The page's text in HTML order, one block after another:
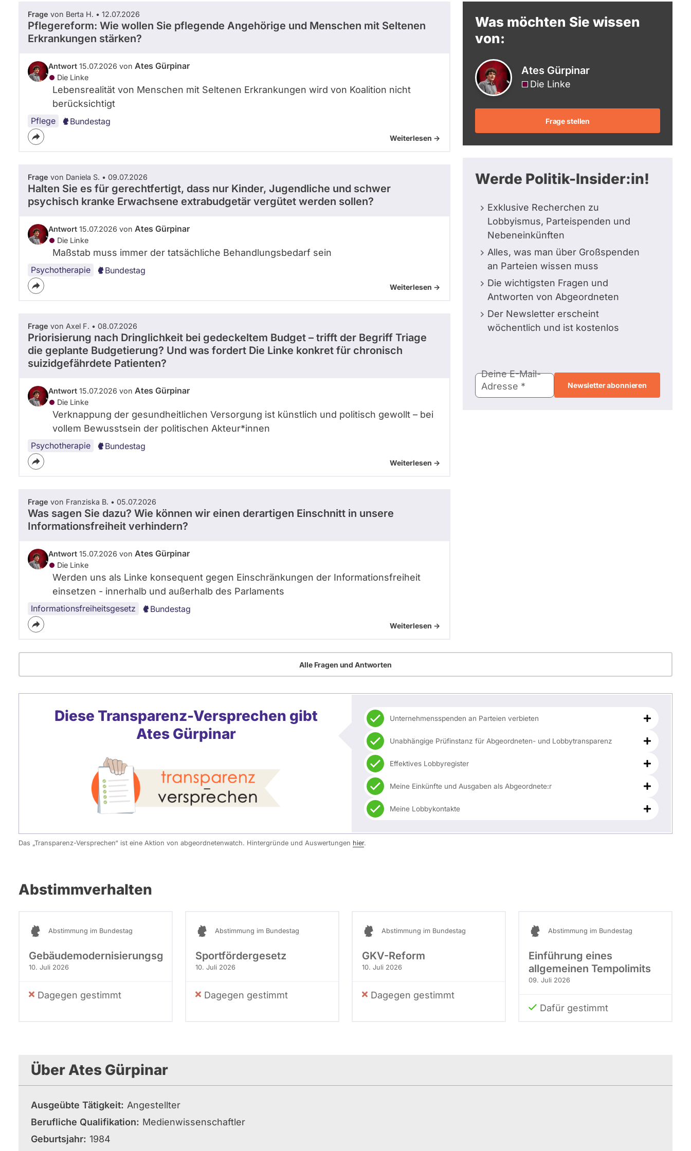
berücksichtigt.
Frage von Berta H. • 12.07.2026
Pflegereform: Wie wollen Sie pflegende Angehörige und Menschen mit Seltenen
Erkrankungen stärken?
Antwort 15.07.2026 von Ates Gürpinar
Die Linke
Lebensrealität von Menschen mit Seltenen Erkrankungen wird von Koalition nicht
berücksichtigt
Pflege Bundestag
Weiterlesen ->
Frage von Daniela S. • 09.07.2026
Halten Sie es für gerechtfertigt, dass nur Kinder, Jugendliche und schwer
psychisch kranke Erwachsene extrabudgetär vergütet werden sollen?
Antwort 15.07.2026 von Ates Gürpinar
Die Linke
Maßstab muss immer der tatsächliche Behandlungsbedarf sein
Psychotherapie Bundestag
Weiterlesen ->
Frage von Axel F. • 08.07.2026
Priorisierung nach Dringlichkeit bei gedeckeltem Budget – trifft der Begriff Triage
die geplante Budgetierung? Und was fordert Die Linke konkret für chronisch
suizidgefährdete Patienten?
Antwort 15.07.2026 von Ates Gürpinar
Die Linke
Verknappung der gesundheitlichen Versorgung ist künstlich und politisch gewollt – bei
vollem Bewusstsein der politischen Akteur*innen
Psychotherapie Bundestag
Weiterlesen ->
Frage von Franziska B. • 05.07.2026
Was sagen Sie dazu? Wie können wir einen derartigen Einschnitt in unsere
Informationsfreiheit verhindern?
Antwort 15.07.2026 von Ates Gürpinar
Die Linke
Werden uns als Linke konsequent gegen Einschränkungen der Informationsfreiheit
einsetzen - innerhalb und außerhalb des Parlaments
Informationsfreiheitsgesetz Bundestag
Weiterlesen ->
Was möchten Sie wissen
von:
Ates Gürpinar
Die Linke
Frage stellen
Werde Politik-Insider:in!
Exklusive Recherchen zu
Lobbyismus, Parteispenden und
Nebeneinkünften
Alles, was man über Großspenden
an Parteien wissen muss
Die wichtigsten Fragen und
Antworten von Abgeordneten
Der Newsletter erscheint
wöchentlich und ist kostenlos
Mail-
Adresse
Deine E-Mail-
Adresse
Alle Fragen und Antworten
Diese Transparenz-Versprechen gibt
Ates Gürpinar
Unternehmensspenden an Parteien verbieten
Unabhängige Prüfinstanz für Abgeordneten- und Lobbytransparenz
Effektives Lobbyregister
Meine Einkünfte und Ausgaben als Abgeordnete:r
Meine Lobbykontakte
Das „Transparenz-Versprechen“ ist eine Aktion von abgeordnetenwatch. Hintergründe und Auswertungen hier.
Abstimmverhalten
Abstimmung im Bundestag
Gebäudemodernisierungsgesetz
10. Juli 2026
Dagegen gestimmt
Abstimmung im Bundestag
Sportfördergesetz
10. Juli 2026
Dagegen gestimmt
Abstimmung im Bundestag
GKV-Reform
10. Juli 2026
Dagegen gestimmt
Abstimmung im Bundestag
Einführung eines
allgemeinen Tempolimits
09. Juli 2026
Dafür gestimmt
Über Ates Gürpinar
Ausgeübte Tätigkeit Angestellter
Berufliche Qualifikation
Medienwissenschaftler
Geburtsjahr 1984